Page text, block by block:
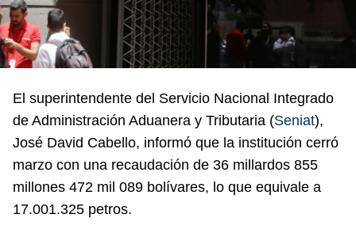
El superintendente del Servicio Nacional Integrado
de Administración Aduanera y Tributaria (Seniat),
José David Cabello, informó que la institución cerró
marzo con una recaudación de 36 millardos 855
millones 472 mil 089 bolívares, lo que equivale a
17.001.325 petros.